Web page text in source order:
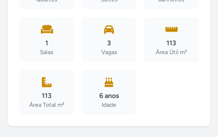
1
Salas
3
Vagas
113
Área Útil m²
113
Área Total m²
6 anos
Idade